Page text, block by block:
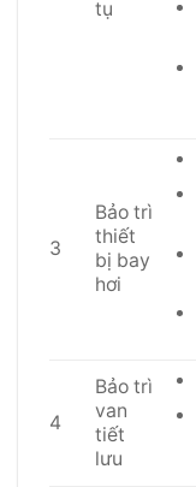
tụ
3
Bảo trì
thiết
bị bay
hơi
4
Bảo trì
van
tiết
lưu